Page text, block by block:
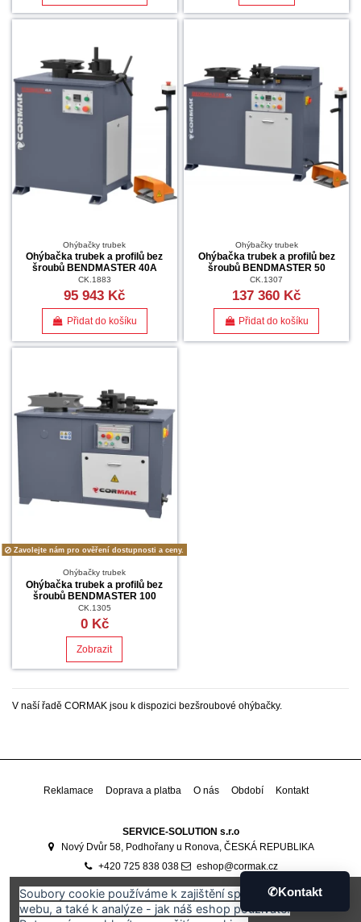
Ohýbačky trubek
Ohýbačka trubek a profilů bez
šroubů BENDMASTER 40A
CK.1883
95 943 Kč
Přidat do košíku
Ohýbačky trubek
Ohýbačka trubek a profilů bez
šroubů BENDMASTER 50
CK.1307
137 360 Kč
Přidat do košíku
Zavolejte nám pro ověření dostupnosti a ceny.
Ohýbačky trubek
Ohýbačka trubek a profilů bez
šroubů BENDMASTER 100
CK.1305
0 Kč
Zobrazit
V naší řadě CORMAK jsou k dispozici bezšroubové ohýbačky.
Reklamace Doprava a platba O nás Období Kontakt
SERVICE-SOLUTION s.r.o
Nový Dvůr 58, Podhořany u Ronova, ČESKÁ REPUBLIKA
+420 725 838 038
eshop@cormak.cz
Developed byAli Software Development 🇷🇴
Soubory cookie používáme k zajištění správného fungování
webu, a také k analýze - jak náš eshop používáte.
✆Kontakt